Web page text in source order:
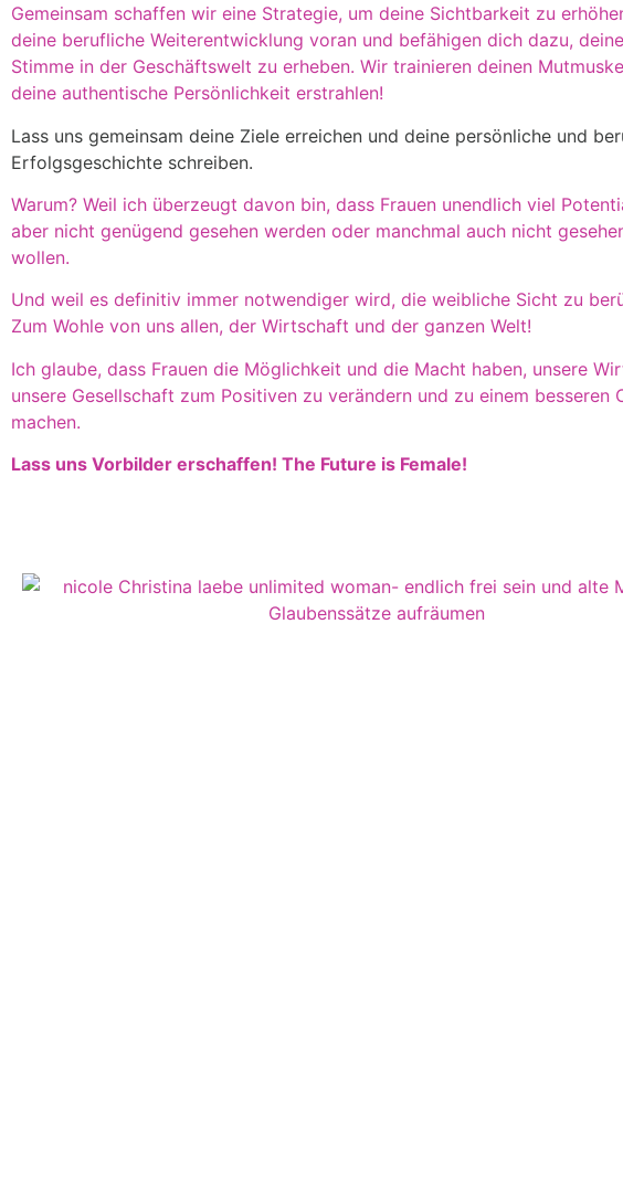
Gemeinsam schaffen wir eine Strategie, um deine Sichtbarkeit zu
deine berufliche Weiterentwicklung voran und befähigen dich dazu,
Stimme in der Geschäftswelt zu erheben. Wir trainieren deinen
deine authentische Persönlichkeit erstrahlen!
Lass uns gemeinsam deine Ziele erreichen und deine persönliche und
Erfolgsgeschichte schreiben.
Warum? Weil ich überzeugt davon bin, dass Frauen unendlich viel
aber nicht genügend gesehen werden oder manchmal auch nicht
wollen.
Und weil es definitiv immer notwendiger wird, die weibliche Sicht zu
Zum Wohle von uns allen, der Wirtschaft und der ganzen Welt!
Ich glaube, dass Frauen die Möglichkeit und die Macht haben, unsere
unsere Gesellschaft zum Positiven zu verändern und zu einem besseren
machen.
Lass uns Vorbilder erschaffen! The Future is Female!